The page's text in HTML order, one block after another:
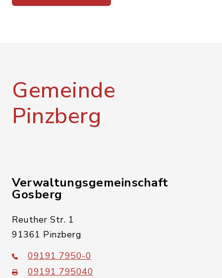
Gemeinde
Pinzberg
Verwaltungsgemeinschaft
Gosberg
Reuther Str. 1
91361 Pinzberg
09191 7950-0
09191 795040